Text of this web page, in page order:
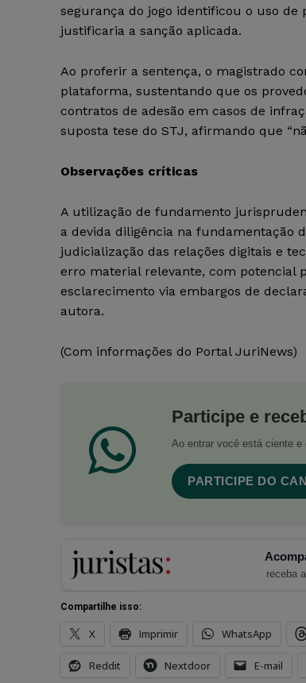
segurança do jogo identificou o uso
justificaria a sanção aplicada.
Ao proferir a sentença, o magistrado
plataforma, sustentando que os
contratos de adesão em casos de
suposta tese do STJ, afirmando que
Observações críticas
A utilização de fundamento
a devida diligência na fundamentação
judicialização das relações digitais e
erro material relevante, com potencial
esclarecimento via embargos de
autora.
(Com informações do Portal JuriNews)
Participe e
Ao entrar você está ciente
PARTICIPE DO
receba
Compartilhe isso:
X Imprimir WhatsApp
Reddit Nextdoor E-mail